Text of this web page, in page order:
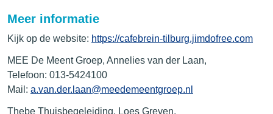
Meer informatie
Kijk op de website: https://cafebrein-tilburg.jimdofree.com
MEE De Meent Groep, Annelies van der Laan,
Telefoon: 013-5424100
Mail: a.van.der.laan@meedemeentgroep.nl
Thebe Thuisbegeleiding, Loes Greven,